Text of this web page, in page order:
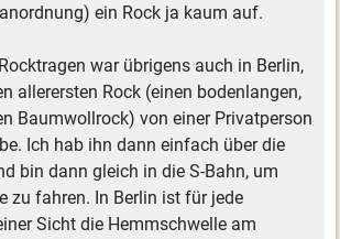
ein Rock ja kaum auf.
war übrigens auch in Berlin,
allerersten Rock (einen bodenlangen,
Baumwollrock) von einer Privatperson
Ich hab ihn dann einfach über die
bin dann gleich in die S-Bahn, um
zu fahren. In Berlin ist für jede
Sicht die Hemmschwelle am